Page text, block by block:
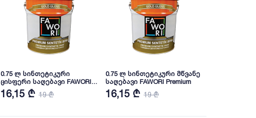
0.75 ლ სინთეტიკური
ცისფერი საღებავი FAWORI
Premium
16,15 ₾ 19 ₾
0.75 ლ სინთეტიკური მწვანე
საღებავი FAWORI Premium
16,15 ₾ 19 ₾